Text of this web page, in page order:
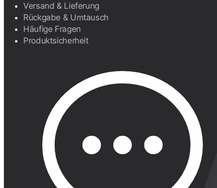
Versand & Lieferung
Rückgabe & Umtausch
Häufige Fragen
Produktsicherheit